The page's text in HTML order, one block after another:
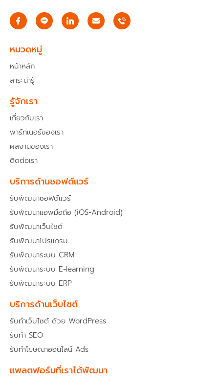
I
c
o
-
f
c
b
o
k
E
n
v
หมวดหมู่
หน้าหลัก
สาระน่ารู้
รู้จักเรา
เกี่ยวกับเรา
พาร์ทเนอร์ของเรา
ผลงานของเรา
ติดต่อเรา
บริการด้านซอฟต์แวร์
รับพัฒนาซอฟต์แวร์
รับพัฒนาแอพมือถือ (iOS-Android)
รับพัฒนาเว็บไซต์
รับพัฒนาโปรแกรม
รับพัฒนาระบบ CRM
รับพัฒนาระบบ E-learning
รับพัฒนาระบบ ERP
บริการด้านเว็บไซต์
รับทำเว็บไซต์ ด้วย WordPress
รับทำ SEO
รับทำโฆษณาออนไลน์ Ads
แพลตฟอร์มที่เราได้พัฒนา